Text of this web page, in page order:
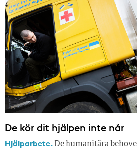
De kör dit hjälpen inte når
Hjälparbete. De humanitära